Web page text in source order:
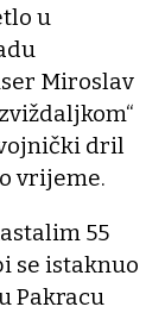
u
Miroslav
dril
vrijeme.
55
se istaknuo
Pakracu